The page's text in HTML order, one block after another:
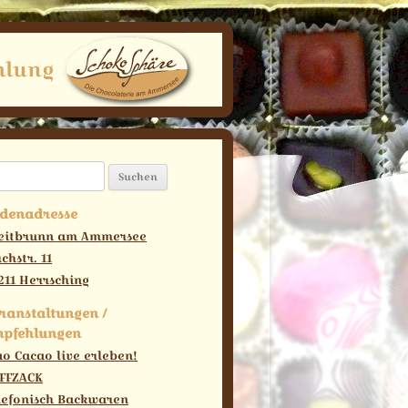
am Ammersee
11
Herrsching
/
Cacao live erleben!
Backwaren